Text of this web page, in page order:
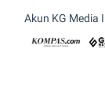
Akun KG Media